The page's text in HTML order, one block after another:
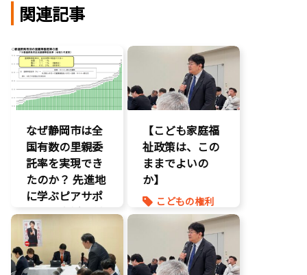
関連記事
なぜ静岡市は全
国有数の里親委
託率を実現でき
たのか？ 先進地
に学ぶピアサポ
ートと支援体制
の核心
こども政策
児童福祉法
【こども家庭福
祉政策は、この
ままでよいの
か】
こどもの権利
こども政策
命を守る
養子縁組